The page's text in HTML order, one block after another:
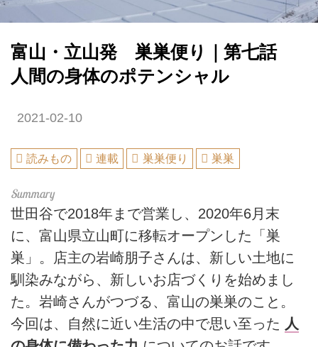
富山・立山発 巣巣便り｜第七話
人間の身体のポテンシャル
2021-02-10
読みもの 連載 巣巣便り 巣巣
世田谷で2018年まで営業し、2020年6月末
に、富山県立山町に移転オープンした「巣
巣」。店主の岩崎朋子さんは、新しい土地に
馴染みながら、新しいお店づくりを始めまし
た。岩崎さんがつづる、富山の巣巣のこと。
今回は、自然に近い生活の中で思い至った 人